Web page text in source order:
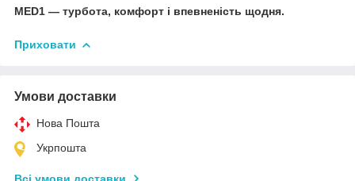
MED1 — турбота, комфорт і впевненість щодня.
Приховати
Умови доставки
Нова Пошта
Укрпошта
Всі умови доставки